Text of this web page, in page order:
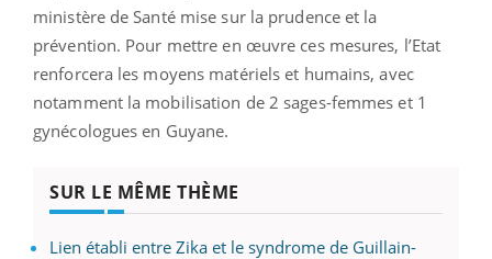
ministère de Santé mise sur la prudence et la
prévention. Pour mettre en œuvre ces mesures, l’Etat
renforcera les moyens matériels et humains, avec
notamment la mobilisation de 2 sages-femmes et 1
gynécologues en Guyane.
SUR LE MÊME THÈME
Lien établi entre Zika et le syndrome de Guillain-